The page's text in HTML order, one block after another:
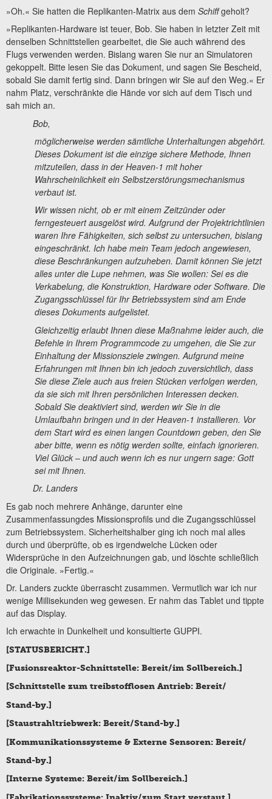
»Oh.« Sie hatten die Replikanten-Matrix aus dem Schiffgeholt?
»Replikanten-Hardware ist teuer, Bob. Sie haben in letzter Zeit mit
denselben Schnittstellen gearbeitet, die Sie auch während des
Flugs verwenden werden. Bislang waren Sie nur an Simulatoren
gekoppelt. Bitte lesen Sie das Dokument, und sagen Sie Bescheid,
sobald Sie damit fertig sind. Dann bringen wir Sie auf den Weg.« Er
nahm Platz, verschränkte die Hände vor sich auf dem Tisch und
sah mich an.
Bob,
möglicherweise werden sämtliche Unterhaltungen abgehört.
Dieses Dokument ist die einzige sichere Methode, Ihnen
mitzuteilen, dass in der Heaven-1 mit hoher
Wahrscheinlichkeit ein Selbstzerstörungsmechanismus
verbaut ist.
Wir wissen nicht, ob er mit einem Zeitzünder oder
ferngesteuert ausgelöst wird. Aufgrund der Projektrichtlinien
waren Ihre Fähigkeiten, sich selbst zu untersuchen, bislang
eingeschränkt. Ich habe mein Team jedoch angewiesen,
diese Beschränkungen aufzuheben. Damit können Sie jetzt
alles unter die Lupe nehmen, was Sie wollen: Sei es die
Verkabelung, die Konstruktion, Hardware oder Software. Die
Zugangsschlüssel für Ihr Betriebssystem sind am Ende
dieses Dokuments aufgelistet.
Gleichzeitig erlaubt Ihnen diese Maßnahme leider auch,die
Befehle in Ihrem Programmcode zu umgehen, die Sie zur
Einhaltung der Missionsziele zwingen. Aufgrund meine
Erfahrungen mit Ihnen bin ich jedoch zuversichtlich, dass
Sie diese Ziele auch aus freien Stücken verfolgen werden,
da sie sich mit Ihren persönlichen Interessen decken.
Sobald Sie deaktiviert sind, werden wir Sie in die
Umlaufbahn bringen und in der Heaven-1 installieren. Vor
dem Start wird es einen langen Countdown geben, den Sie
aber bitte, wenn es nötig werden sollte, einfach ignorieren.
Viel Glück – und auch wenn ich es nur ungern sage: Gott
sei mit Ihnen.
Dr. Landers
Es gab noch mehrere Anhänge, darunter eine
Zusammenfassungdes Missionsprofils und die Zugangsschlüssel
zum Betriebssystem. Sicherheitshalber ging ich noch mal alles
durch und überprüfte, ob es irgendwelche Lücken oder
Widersprüche in den Aufzeichnungen gab, und löschte schließlich
die Originale. »Fertig.«
Dr. Landers zuckte überrascht zusammen. Vermutlich war ich nur
wenige Millisekunden weg gewesen. Er nahm das Tablet und tippte
auf das Display.
Ich erwachte in Dunkelheit und konsultierte GUPPI.
[STATUSBERICHT.]
[Fusionsreaktor-Schnittstelle: Bereit/im Sollbereich.]
[Schnittstelle zum treibstofflosen Antrieb: Bereit/
Stand-by.]
[Staustrahltriebwerk: Bereit/Stand-by.]
[Kommunikationssysteme & Externe Sensoren: Bereit/
Stand-by.]
[Interne Systeme: Bereit/im Sollbereich.]